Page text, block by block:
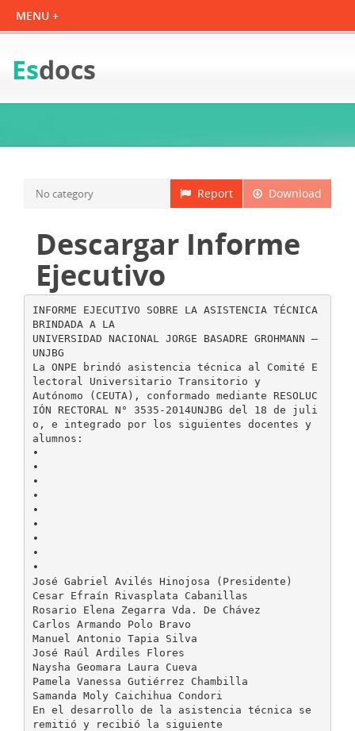
Esdocs
Download
Report
No category
Descargar Informe
Ejecutivo
INFORME EJECUTIVO SOBRE LA ASISTENCIA TÉCNICA
BRINDADA A LA
UNIVERSIDAD NACIONAL JORGE BASADRE GROHMANN –
UNJBG
La ONPE brindó asistencia técnica al Comité E
lectoral Universitario Transitorio y
Autónomo (CEUTA), conformado mediante RESOLUC
IÓN RECTORAL N° 3535-2014UNJBG del 18 de juli
o, e integrado por los siguientes docentes y
alumnos:
•
•
•
•
•
•
•
•
•
José Gabriel Avilés Hinojosa (Presidente)
Cesar Efraín Rivasplata Cabanillas
Rosario Elena Zegarra Vda. De Chávez
Carlos Armando Polo Bravo
Manuel Antonio Tapia Silva
José Raúl Ardiles Flores
Naysha Geomara Laura Cueva
Pamela Vanessa Gutiérrez Chambilla
Samanda Moly Caichihua Condori
En el desarrollo de la asistencia técnica se
remitió y recibió la siguiente